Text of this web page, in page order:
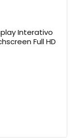
Interativo
Full HD